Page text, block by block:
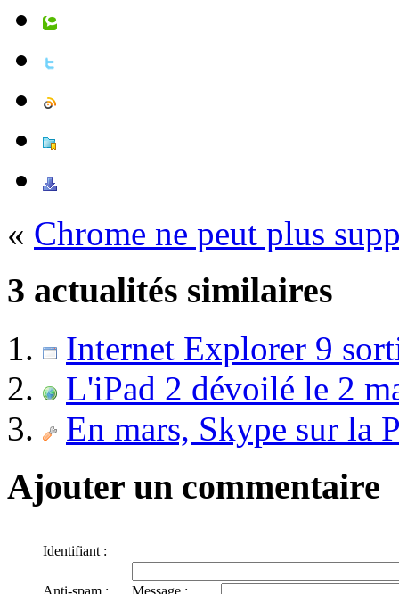
« Chrome ne peut plus
3 actualités similaires
Internet Explorer 9
L'iPad 2 dévoilé le 2
En mars, Skype sur la
Ajouter un commentaire
Identifiant :
Anti-spam : Message :